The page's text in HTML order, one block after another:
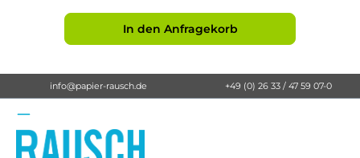
In den Anfragekorb
info@papier-rausch.de +49 (0) 26 33 / 47 59 07-0